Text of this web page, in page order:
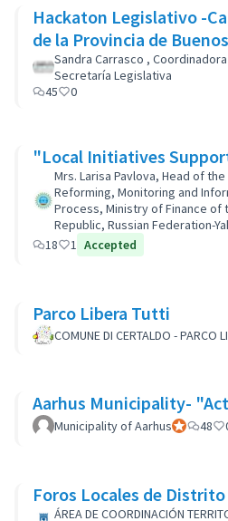
Hackaton Legislativo -
de la Provincia de
Sandra Carrasco ,
Secretaría Legislativa
45
0
"Local Initiatives
Mrs. Larisa Pavlova, Head of
Reforming, Monitoring and
Process, Ministry of Finance of
Republic, Russian Federation-
18 1 Accepted
Parco Libera Tutti
COMUNE DI CERTALDO - PARCO
Aarhus Municipality-
Municipality of Aarhus 48
Foros Locales de
ÁREA DE COORDINACIÓN